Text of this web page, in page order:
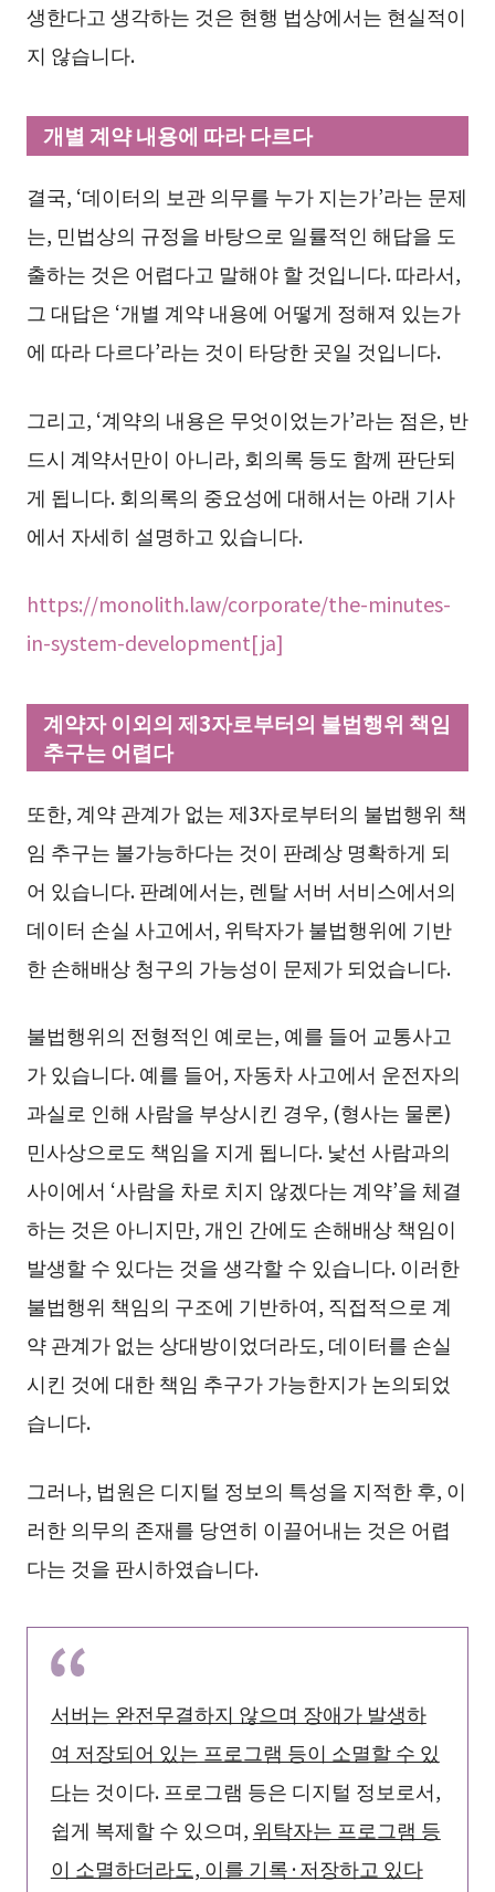
생한다고 생각하는 것은 현행 법상에서는 현실적이
지 않습니다.
개별 계약 내용에 따라 다르다
결국, ‘데이터의 보관 의무를 누가 지는가’라는 문제
는, 민법상의 규정을 바탕으로 일률적인 해답을 도
출하는 것은 어렵다고 말해야 할 것입니다. 따라서,
그 대답은 ‘개별 계약 내용에 어떻게 정해져 있는가
에 따라 다르다’라는 것이 타당한 곳일 것입니다.
그리고, ‘계약의 내용은 무엇이었는가’라는 점은, 반
드시 계약서만이 아니라, 회의록 등도 함께 판단되
게 됩니다. 회의록의 중요성에 대해서는 아래 기사
에서 자세히 설명하고 있습니다.
https://monolith.law/corporate/the-minutes-
in-system-development[ja]
계약자 이외의 제3자로부터의 불법행위 책임
추구는 어렵다
또한, 계약 관계가 없는 제3자로부터의 불법행위 책
임 추구는 불가능하다는 것이 판례상 명확하게 되
어 있습니다. 판례에서는, 렌탈 서버 서비스에서의
데이터 손실 사고에서, 위탁자가 불법행위에 기반
한 손해배상 청구의 가능성이 문제가 되었습니다.
불법행위의 전형적인 예로는, 예를 들어 교통사고
가 있습니다. 예를 들어, 자동차 사고에서 운전자의
과실로 인해 사람을 부상시킨 경우, (형사는 물론)
민사상으로도 책임을 지게 됩니다. 낯선 사람과의
사이에서 ‘사람을 차로 치지 않겠다는 계약’을 체결
하는 것은 아니지만, 개인 간에도 손해배상 책임이
발생할 수 있다는 것을 생각할 수 있습니다. 이러한
불법행위 책임의 구조에 기반하여, 직접적으로 계
약 관계가 없는 상대방이었더라도, 데이터를 손실
시킨 것에 대한 책임 추구가 가능한지가 논의되었
습니다.
그러나, 법원은 디지털 정보의 특성을 지적한 후, 이
러한 의무의 존재를 당연히 이끌어내는 것은 어렵
다는 것을 판시하였습니다.
서버는 완전무결하지 않으며 장애가 발생하
여 저장되어 있는 프로그램 등이 소멸할 수 있
다는 것이다. 프로그램 등은 디지털 정보로서,
쉽게 복제할 수 있으며, 위탁자는 프로그램 등
이 소멸하더라도, 이를 기록·저장하고 있다